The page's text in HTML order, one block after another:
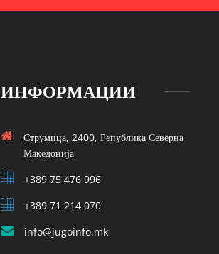
ИНФОРМАЦИИ
Струмица, 2400, Република Северна
Македонија
+389 75 476 996
+389 71 214 070
info@jugoinfo.mk